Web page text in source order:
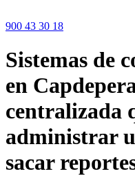
900 43 30 18
Sistemas de
en
centralizada
administrar
sacar